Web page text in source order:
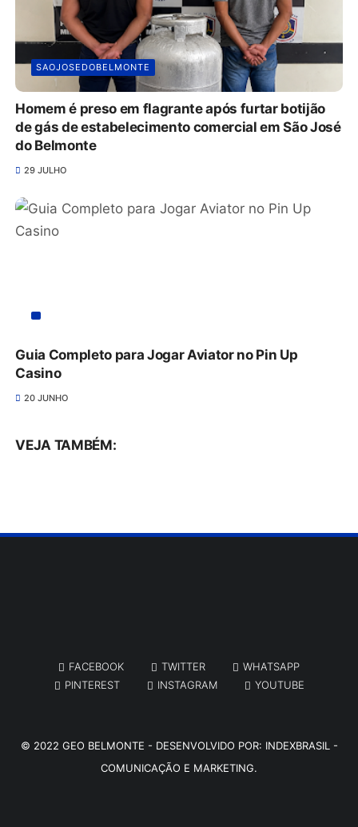
SAOJOSEDOBELMONTE
Homem é preso em flagrante após furtar botijão
de gás de estabelecimento comercial em São José
do Belmonte
29 JULHO
Guia Completo para Jogar Aviator no Pin Up
Casino
20 JUNHO
VEJA TAMBÉM:
FACEBOOK TWITTER
WHATSAPP
PINTEREST
INSTAGRAM YOUTUBE
© 2022 GEO BELMONTE - DESENVOLVIDO POR: INDEXBRASIL -
COMUNICAÇÃO E MARKETING.